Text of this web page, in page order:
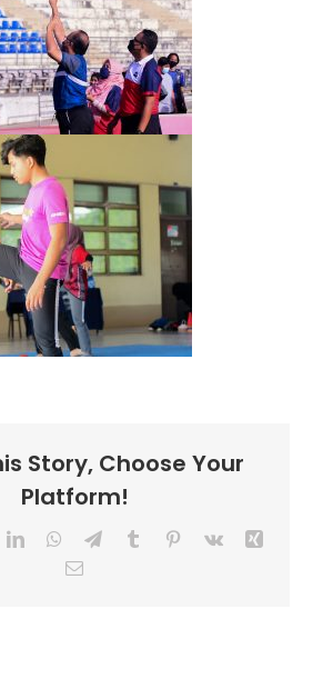
Story, Choose Your
Platform!
LinkedInWhatsApp
TelegramTumblr Pinterest
Vk
Email